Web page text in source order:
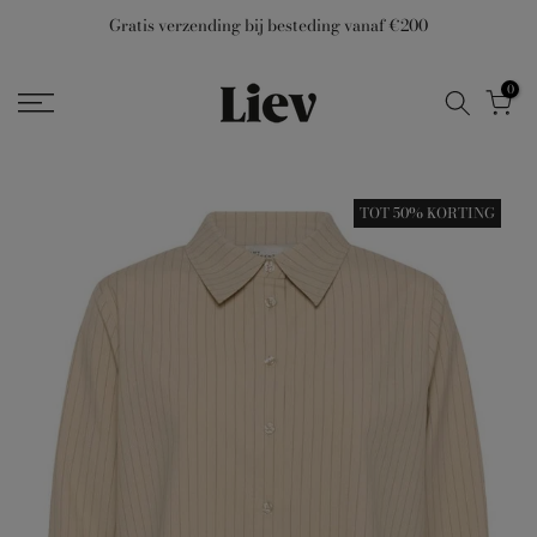
inhoud
Gratis verzending bij besteding vanaf €200
0
TOT 50% KORTING